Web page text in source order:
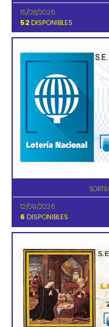
15/08/2026
52 DISPONIBLES
12/09/2026
6 DISPONIBLES